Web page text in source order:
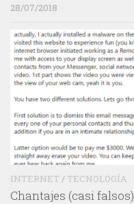
28/07/2018
INTERNET / TECNOLOGÍA
Chantajes (casi